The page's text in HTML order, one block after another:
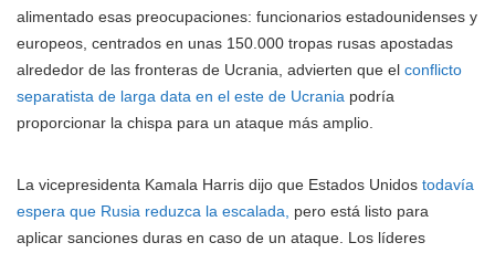
alimentado esas preocupaciones: funcionarios estadounidenses y
europeos, centrados en unas 150.000 tropas rusas apostadas
alrededor de las fronteras de Ucrania, advierten que el conflicto
separatista de larga data en el este de Ucrania podría
proporcionar la chispa para un ataque más amplio.
La vicepresidenta Kamala Harris dijo que Estados Unidos todavía
espera que Rusia reduzca la escalada,
pero está listo para
aplicar sanciones duras en caso de un ataque. Los líderes